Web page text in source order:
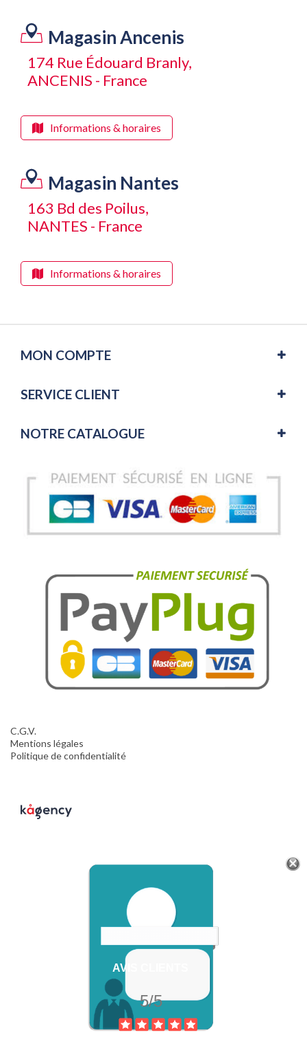
Magasin Ancenis
174 Rue Édouard Branly,
ANCENIS - France
Informations & horaires
Magasin Nantes
163 Bd des Poilus,
NANTES - France
Informations & horaires
MON COMPTE
SERVICE CLIENT
NOTRE CATALOGUE
C.G.V.
Mentions légales
Politique de confidentialité
AVIS CLIENTS
5/5